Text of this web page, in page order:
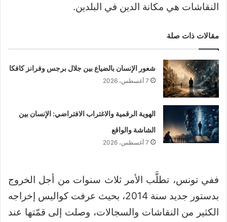
النقاشات هي مكانة الدين في البلدين.
مقالات ذات صلة
شعور الإنسان بالضياع بين جلال برجس وفرانز كافكا
7 أغسطس، 2026
الهوية الرقمية والاغتراب الافتراضي: الإنسان بين
الشاشة والواقع
7 أغسطس، 2026
ففي تونس، تطلَّب الأمر ثلاث سنوات من أجل الخروج
بدستور جديد سنة 2014، بحيث عرفت كواليس إخراجه
الكثير من النقاشات والسجالات، وصلت إلى قمّتها عند